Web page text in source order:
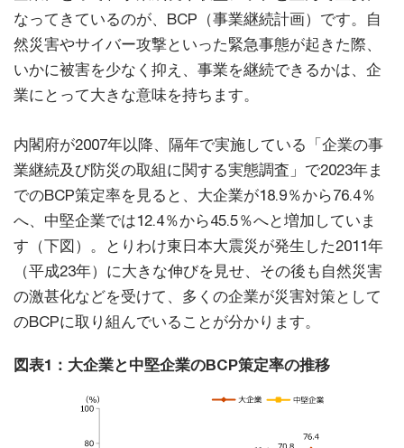
なってきているのが、BCP（事業継続計画）です。自
然災害やサイバー攻撃といった緊急事態が起きた際、
いかに被害を少なく抑え、事業を継続できるかは、企
業にとって大きな意味を持ちます。
内閣府が2007年以降、隔年で実施している「企業の事
業継続及び防災の取組に関する実態調査」で2023年ま
でのBCP策定率を見ると、大企業が18.9％から76.4％
へ、中堅企業では12.4％から45.5％へと増加していま
す（下図）。とりわけ東日本大震災が発生した2011年
（平成23年）に大きな伸びを見せ、その後も自然災害
の激甚化などを受けて、多くの企業が災害対策として
のBCPに取り組んでいることが分かります。
図表1：大企業と中堅企業のBCP策定率の推移